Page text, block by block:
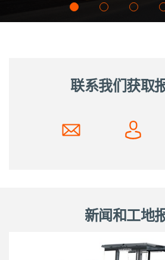
联系我们获取
新闻和工地